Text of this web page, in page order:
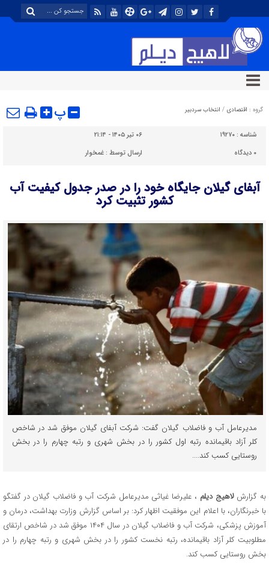
گروه : اقتصادی / انتخاب سردبیر پ
شناسه : ۱۹۲۷۰
۰۶ تیر ۱۴۰۵ - ۲۱:۱۴
۰ دیدگاه ارسال توسط :غمخوار
آبفای گیلان جایگاه خود را در صدر جدول کیفیت آب
کشور تثبیت کرد
مدیرعامل آب و فاضلاب گیلان گفت: شرکت آبفای گیلان موفق شد در شاخص
کلر آزاد باقیمانده رتبه اول کشور را در بخش شهری و رتبه چهارم را در بخش
روستایی کسب کند....
به گزارشلاهیج دیلم ، علیرضا غیاثی مدیرعامل شرکت آب و فاضلاب گیلان در گفتگو
با خبرنگاران، با اعلام این موفقیت اظهار کرد: بر اساس گزارش وزارت بهداشت، درمان و
آموزش پزشکی، شرکت آب و فاضلاب گیلان در سال ۱۴۰۴ موفق شد در شاخص ارتقای
مطلوبیت کلر آزاد باقیمانده، رتبه نخست کشور را در بخش شهری و رتبه چهارم را در
بخش روستایی کسب کند.